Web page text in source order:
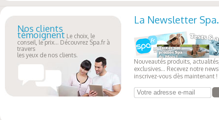
Nos clients
témoignent Le choix, le
conseil, le prix... Découvrez Spa.fr à
travers
les yeux de nos clients.
La Newsletter
Nouveautés produits,
exclusives... Recevez notre
inscrivez-vous dès maintenant !
Votre adresse e-mail